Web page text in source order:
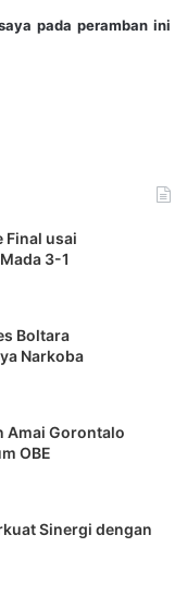
pada peramban ini
Final usai
3-1
Boltara
Narkoba
Amai Gorontalo
OBE
Sinergi dengan